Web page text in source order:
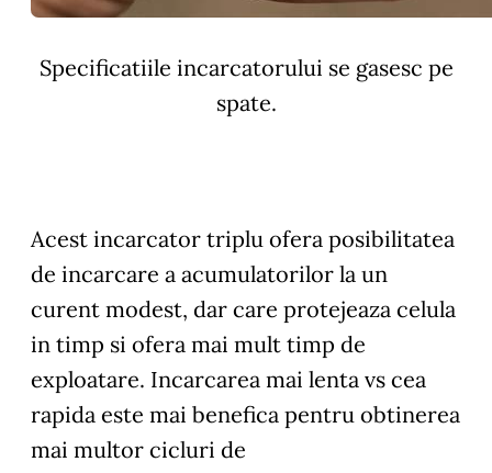
Specificatiile incarcatorului se gasesc pe
spate.
Acest incarcator triplu ofera posibilitatea
de incarcare a acumulatorilor la un
curent modest, dar care protejeaza celula
in timp si ofera mai mult timp de
exploatare. Incarcarea mai lenta vs cea
rapida este mai benefica pentru obtinerea
mai multor cicluri de